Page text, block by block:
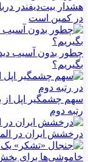
هشدار بیت‌دیفندر
در کمین است
چطور بدون آسیب
بگیریم؟
سهم چشمگیر اپل از
رتبه دوم
درخشش ایران در